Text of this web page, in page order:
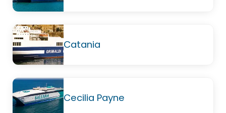
Catania
Cecilia Payne